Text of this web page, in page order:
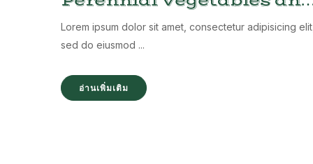
future food crops
Lorem ipsum dolor sit amet, consectetur adipisicing
sed do eiusmod ...
อ่านเพิ่มเติม